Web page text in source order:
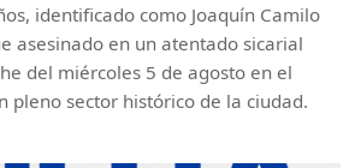
identificado como Joaquín Camilo
asesinado en un atentado sicarial
del miércoles 5 de agosto en el
pleno sector histórico de la ciudad.